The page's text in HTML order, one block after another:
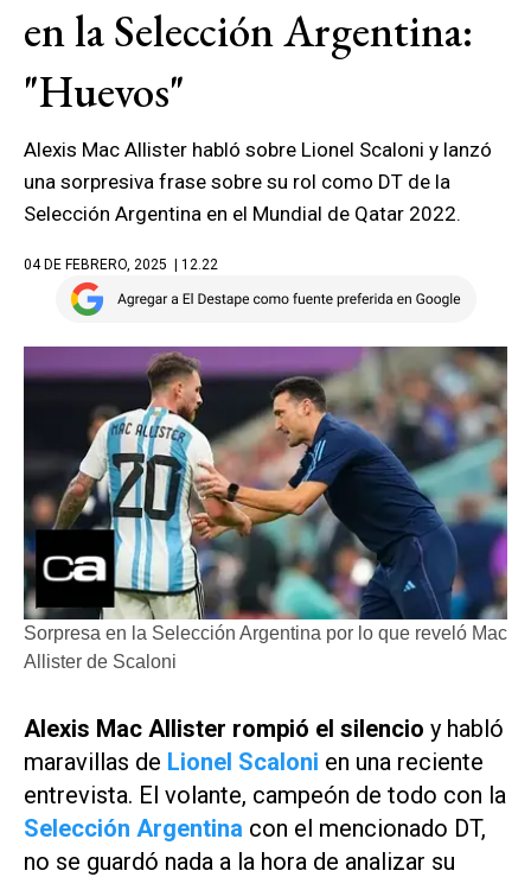
en la Selección Argentina:
"Huevos"
Alexis Mac Allister habló sobre Lionel Scaloni y lanzó
una sorpresiva frase sobre su rol como DT de la
Selección Argentina en el Mundial de Qatar 2022.
04 DE FEBRERO, 2025 | 12.22
Sorpresa en la Selección Argentina por lo que reveló Mac
Allister de Scaloni
Alexis Mac Allister rompió el silencio y habló
maravillas de Lionel Scaloni en una reciente
entrevista. El volante, campeón de todo con la
Selección Argentina con el mencionado DT,
no se guardó nada a la hora de analizar su